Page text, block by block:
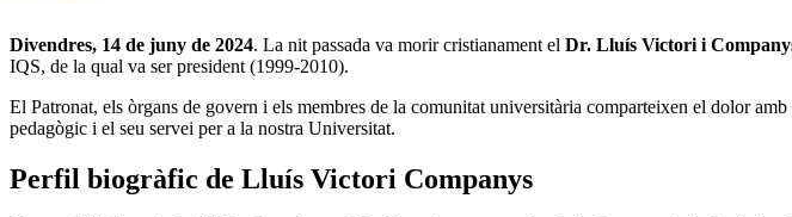
Divendres, 14 de juny de 2024. La nit passada va morir cristianament el Dr. Lluís Victori i
IQS, de la qual va ser president (1999-2010).
El Patronat, els òrgans de govern i els membres de la comunitat universitària comparteixen el dolor
pedagògic i el seu servei per a la nostra Universitat.
Perfil biogràfic de Lluís Victori Companys